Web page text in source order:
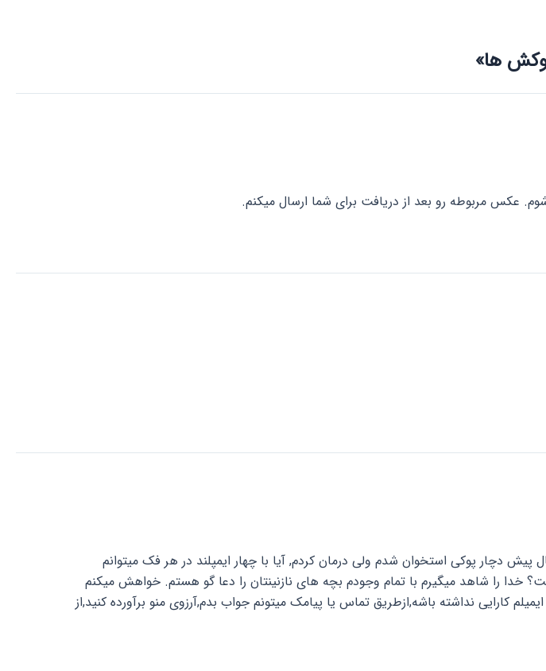
پیش دچار پوکی استخوان شدم ولی درمان کردم, آیا با چهار ایمپلند در هر فک میتوانم
آیا پوکی استخوان چند سال قبل و سن ۵۶ مانع این درمان نیست؟ خدا را شاهد میگیرم با تمام وجودم بچه های نازنینتان را دعا گو هستم. خواهش میکنم
کارایی نداشته باشه,ازطریق تماس یا پیامک میتونم جواب بدم,آرزوی منو برآورده کنید,از